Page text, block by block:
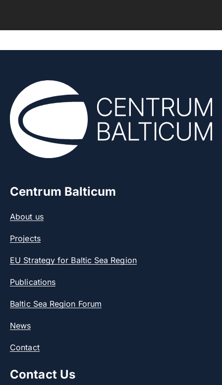
Centrum Balticum
About us
Projects
EU Strategy for Baltic Sea Region
Publications
Baltic Sea Region Forum
News
Contact
Contact Us